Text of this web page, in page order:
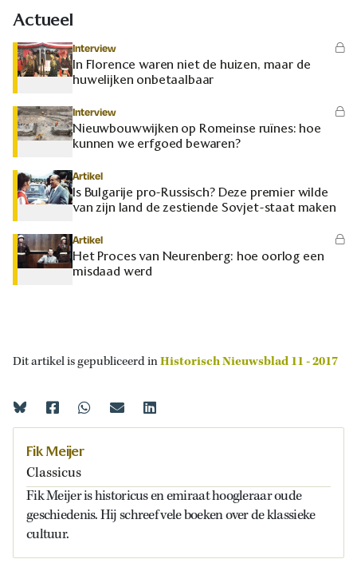
Actueel
Interview
In Florence waren niet de huizen, maar de
huwelijken onbetaalbaar
Interview
Nieuwbouwwijken op Romeinse ruïnes: hoe
kunnen we erfgoed bewaren?
Artikel
Is Bulgarije pro-Russisch? Deze premier wilde
van zijn land de zestiende Sovjet-staat maken
Artikel
Het Proces van Neurenberg: hoe oorlog een
misdaad werd
Dit artikel is gepubliceerd inHistorisch Nieuwsblad 11 - 2017
Fik Meijer
Classicus
Fik Meijer is historicus en emiraat hoogleraar oude
geschiedenis. Hij schreef vele boeken over de klassieke
cultuur.